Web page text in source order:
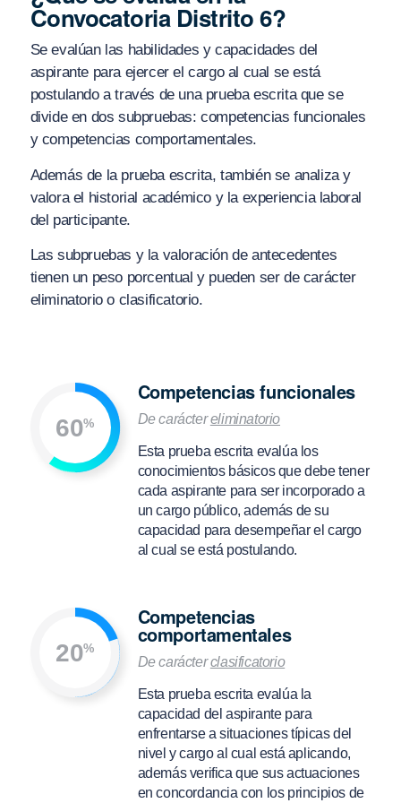
Convocatoria Distrito 6?
Se evalúan las habilidades y capacidades del
aspirante para ejercer el cargo al cual se está
postulando a través de una prueba escrita que se
divide en dos subpruebas: competencias funcionales
y competencias comportamentales.
Además de la prueba escrita, también se analiza y
valora el historial académico y la experiencia laboral
del participante.
Las subpruebas y la valoración de antecedentes
tienen un peso porcentual y pueden ser de carácter
eliminatorio o clasificatorio.
60%
Competencias funcionales
De caráctereliminatorio
Esta prueba escrita evalúa los
conocimientos básicos que debe tener
cada aspirante para ser incorporado a
un cargo público, además de su
capacidad para desempeñar el cargo
al cual se está postulando.
20%
Competencias
comportamentales
De carácterclasificatorio
Esta prueba escrita evalúa la
capacidad del aspirante para
enfrentarse a situaciones típicas del
nivel y cargo al cual está aplicando,
además verifica que sus actuaciones
en concordancia con los principios de